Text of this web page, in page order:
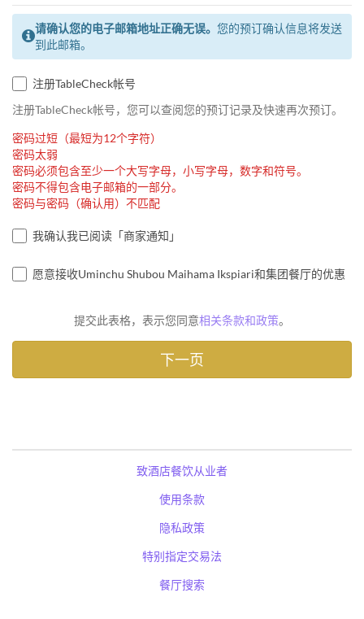
请确认您的电子邮箱地址正确无误。 您的预订确认信息将发送
到此邮箱。
注册TableCheck帐号
注册TableCheck帐号，您可以查阅您的预订记录及快速再次预订。
密码过短（最短为12个字符）
密码太弱
密码必须包含至少一个大写字母，小写字母，数字和符号。
密码不得包含电子邮箱的一部分。
密码与密码（确认用）不匹配
我确认我已阅读「商家通知」
愿意接收Uminchu Shubou Maihama Ikspiari和集团餐厅的优惠
提交此表格，表示您同意相关条款和政策。
致酒店餐饮从业者
使用条款
隐私政策
特别指定交易法
餐厅搜索